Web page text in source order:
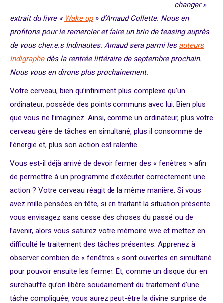
changer »
extrait du livre « Wake up» d’Arnaud Collette. Nous en
profitons pour le remercier et faire un brin de teasing auprès
de vous cher.e.s Indinautes. Arnaud sera parmi les auteurs
Indigraphedès la rentrée littéraire de septembre prochain.
Nous vous en dirons plus prochainement.
Votre cerveau, bien qu’infiniment plus complexe qu’un
ordinateur, possède des points communs avec lui. Bien plus
que vous ne l’imaginez. Ainsi, comme un ordinateur, plus votre
cerveau gère de tâches en simultané, plus il consomme de
l’énergie et, plus son action est ralentie.
Vous est-il déjà arrivé de devoir fermer des « fenêtres » afin
de permettre à un programme d’exécuter correctement une
action ? Votre cerveau réagit de la même manière. Si vous
avez mille pensées en tête, si en traitant la situation présente
vous envisagez sans cesse des choses du passé ou de
l’avenir, alors vous saturez votre mémoire vive et mettez en
difficulté le traitement des tâches présentes. Apprenez à
observer combien de « fenêtres » sont ouvertes en simultané
pour pouvoir ensuite les fermer. Et, comme un disque dur en
surchauffe qu’on libère soudainement du traitement d’une
tâche compliquée, vous aurez peut-être la divine surprise de